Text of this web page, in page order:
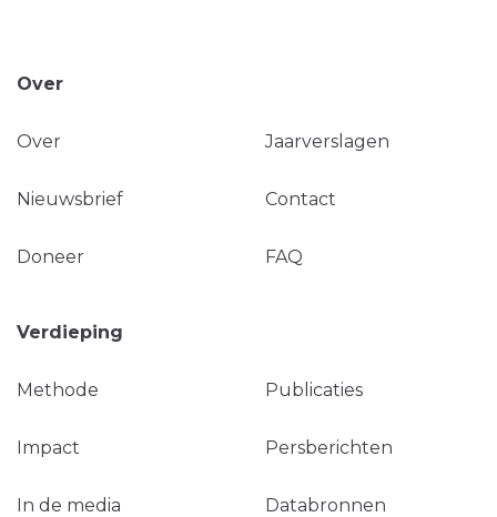
Over
Over Jaarverslagen
Nieuwsbrief Contact
Doneer FAQ
Verdieping
Methode Publicaties
Impact Persberichten
In de media Databronnen